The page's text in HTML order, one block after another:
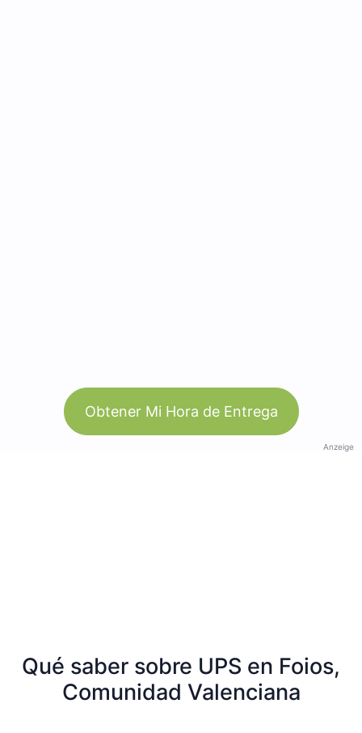
Obtener Mi Hora de Entrega
Anzeige
Qué saber sobre UPS en Foios,
Comunidad Valenciana